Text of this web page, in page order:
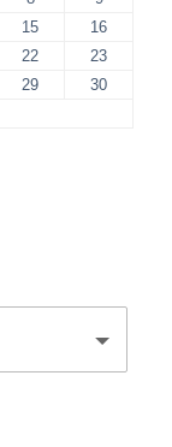
15
16
22
23
29
30